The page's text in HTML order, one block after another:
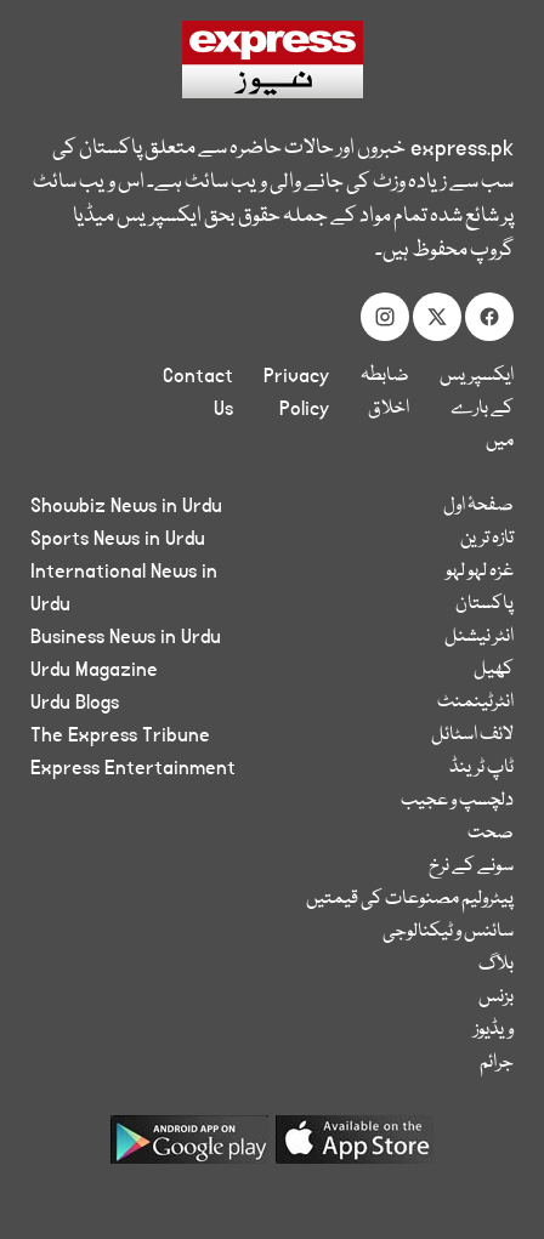
express.pkخبروں اور حالات حاضرہ سے متعلق پاکستان کی
سب سے زیادہ وزٹ کی جانے والی ویب سائٹ ہے۔ اس ویب سائٹ
پر شائع شدہ تمام مواد کے جملہ حقوق بحق ایکسپریس میڈیا
گروپ محفوظ ہیں۔
ایکسپریس
کے بارے
میں
ضابطہ
اخلاق
Privacy
Policy
Contact
Us
صفحۂ اول
تازہ ترین
غزہ لہو لہو
پاکستان
انٹر نیشنل
کھیل
انٹرٹینمنٹ
لائف اسٹائل
ٹاپ ٹرینڈ
دلچسپ و عجیب
صحت
سونے کے نرخ
پیٹرولیم مصنوعات کی قیمتیں
سائنس و ٹیکنالوجی
بلاگ
بزنس
ویڈیوز
جرائم
Showbiz News in Urdu
Sports News in Urdu
International News in
Urdu
Business News in Urdu
Urdu Magazine
Urdu Blogs
The Express Tribune
Express Entertainment